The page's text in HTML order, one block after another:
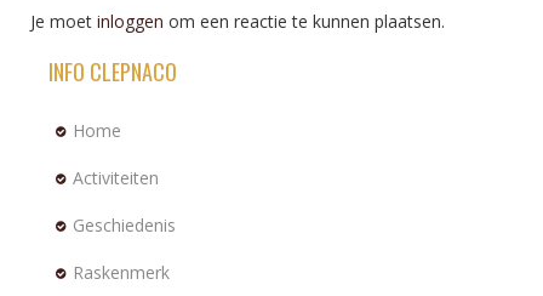
Je moet inloggen om een reactie te kunnen plaatsen.
INFO CLEPNACO
Home
Activiteiten
Geschiedenis
Raskenmerk